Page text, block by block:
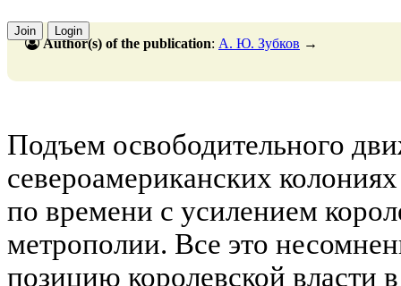
Join Login
Author(s) of the publication: А. Ю. Зубков →
Подъем освободительного
североамериканских
по времени с усилением
метрополии. Все это
позицию королевской власти